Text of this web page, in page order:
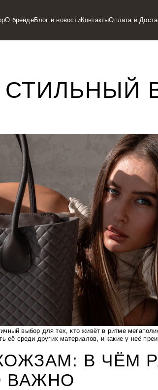
О брендеБлог и новостиКонтактыОплата и
выбор для тех, кто живёт в ритме
её среди других материалов, и какие у неё
В ЧЁМ
ВАЖНО